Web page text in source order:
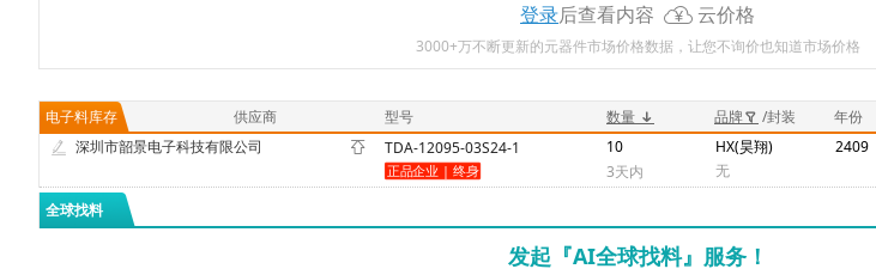
登录后查看内容 云价格
3000+万不断更新的元器件市场价格数据，让您不询价也知道市场价格
电子料库存 供应商 型号 数量 品牌 /封装 年份
深圳市韶景电子科技有限公司
TDA-12095-03S24-1
10
3天内
HX(昊翔)
无
2409
全球找料
发起『AI全球找料』服务！